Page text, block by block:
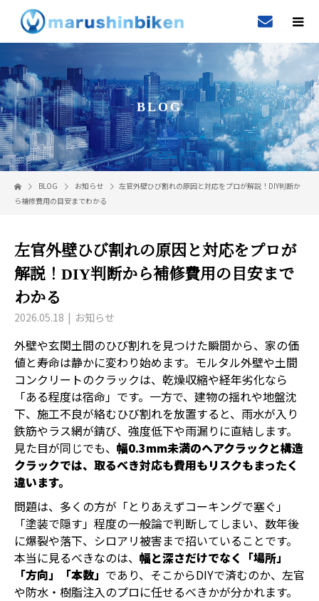
BLOG
BLOG お知らせ
左官外壁ひび割れの原因と対応をプロが解説！DIY判断か
ら補修費用の目安までわかる
左官外壁ひび割れの原因と対応をプロが
解説！DIY判断から補修費用の目安まで
わかる
2026.05.18 お知らせ
外壁や玄関土間のひび割れを見つけた瞬間から、家の価
値と寿命は静かに変わり始めます。モルタル外壁や土間
コンクリートのクラックは、乾燥収縮や経年劣化なら
「ある程度は宿命」です。一方で、建物の揺れや地盤沈
下、施工不良が絡むひび割れを放置すると、雨水が入り
鉄筋やラス網が錆び、強度低下や雨漏りに直結します。
見た目が同じでも、 幅0.3mm未満のヘアクラックと構造
クラックでは、取るべき対応も費用もリスクもまったく
違います。
問題は、多くの方が「とりあえずコーキングで塞ぐ」
「塗装で隠す」程度の一般論で判断してしまい、数年後
に爆裂や落下、シロアリ被害まで招いていることです。
本当に見るべきなのは、 幅と深さだけでなく「場所」
「方向」「本数」 であり、そこからDIYで済むのか、左官
や防水・樹脂注入のプロに任せるべきかが分かれます。